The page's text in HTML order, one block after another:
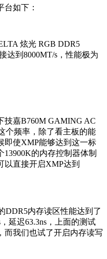
如下：
炫光 RGB DDR5
达到8000MT/s，性能极为
技嘉B760M GAMING AC
个频率，除了看主板的能
即使XMP能够达到这一标
的内存控制器体制
以直接开启XMP达到
DDR5内存读区性能达到了
延迟63.3ns，上面的测试
而我们也试了开启内存读写